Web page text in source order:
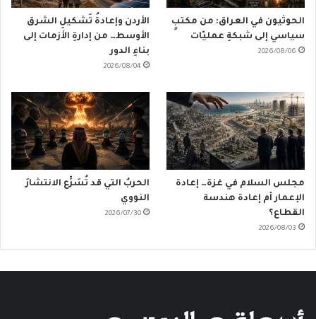
الحوثيون في العراق: من مكتبٍ
سياسي إلى شبكةِ عمليّات
2026/08/06
الأردن وإعادةُ تَشكيلِ الشرق
الأوسط… من إدارةِ الأزمات إلى
بناءِ الدور
2026/08/04
مجلس السلام في غزة… إعادة
الإعمار أم إعادة هندسة
القطاع؟
2026/08/03
الحربُ التي قد تُسَرِّع الانتشارَ
النووي
2026/07/30